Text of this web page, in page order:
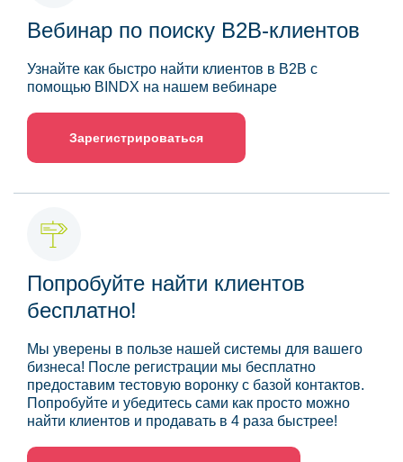
Вебинар по поиску B2B-клиентов
Узнайте как быстро найти клиентов в B2B с
помощью BINDX на нашем вебинаре
Зарегистрироваться
Попробуйте найти клиентов
бесплатно!
Мы уверены в пользе нашей системы для вашего
бизнеса! После регистрации мы бесплатно
предоставим тестовую воронку с базой контактов.
Попробуйте и убедитесь сами как просто можно
найти клиентов и продавать в 4 раза быстрее!